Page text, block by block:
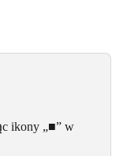
ikony „■” w